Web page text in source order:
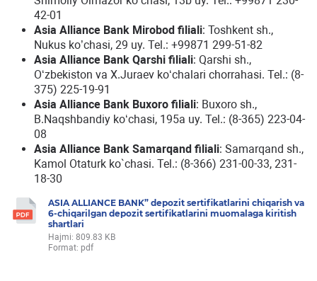
42-01
Asia Alliance Bank Mirobod filiali: Toshkent sh.,
Nukus ko’chasi, 29 uy. Tel.: +99871 299-51-82
Asia Alliance Bank Qarshi filiali: Qarshi sh.,
O‘zbekiston va X.Juraev ko‘chalari chorrahasi. Tel.: (8-
375) 225-19-91
Asia Alliance Bank Buxoro filiali: Buxoro sh.,
B.Naqshbandiy ko‘chasi, 195а uy. Tel.: (8-365) 223-04-
08
Asia Alliance Bank Samarqand filiali: Samarqand sh.,
Kamol Otaturk ko`chasi. Tel.: (8-366) 231-00-33, 231-
18-30
ASIA ALLIANCE BANK” depozit sertifikatlarini chiqarish va
6-chiqarilgan depozit sertifikatlarini muomalaga kiritish
shartlari
Hajmi: 809.83 KB
Format: pdf